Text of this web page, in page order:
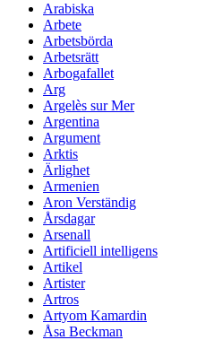
Arabiska
Arbete
Arbetsbörda
Arbetsrätt
Arbogafallet
Arg
Argelès sur Mer
Argentina
Argument
Arktis
Ärlighet
Armenien
Aron Verständig
Årsdagar
Arsenall
Artificiell intelligens
Artikel
Artister
Artros
Artyom Kamardin
Åsa Beckman